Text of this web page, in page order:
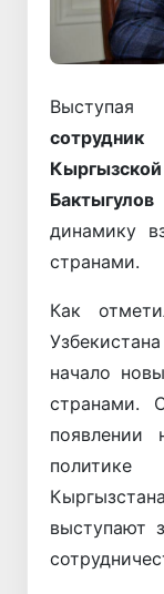
Бактыгулов
динамику
странами.
Как
начало
странами.
появлении
выступают